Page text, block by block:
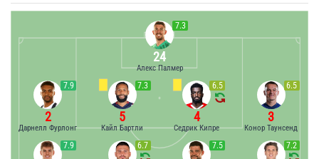
7.3
24
Алекс Палмер
6.5
3
Конор Таунсенд
6.5
4
Седрик Кипре
7.3
5
Кайл Бартли
7.9
2
Дарнелл Фурлонг
7.2
7.5
6.7
7.9